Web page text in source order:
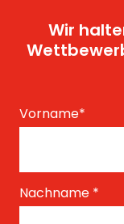
Wir
Vorname*
Nachname *